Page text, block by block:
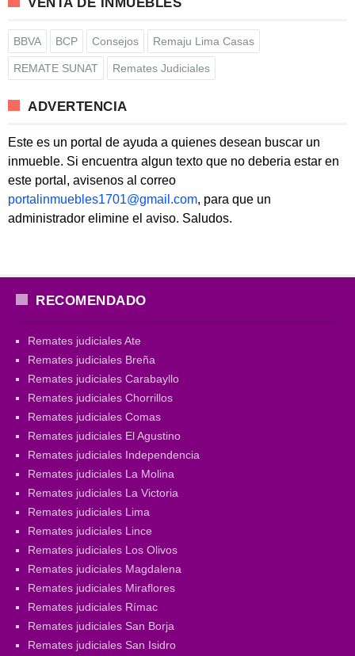
BBVA BCP Consejos Remaju Lima Casas
REMATE SUNAT Remates Judiciales
ADVERTENCIA
Este es un portal de ayuda a quienes desean buscar un
inmueble. Si encuentra algun texto que no deberia estar en
este portal, avisenos al correo
portalinmuebles1701@gmail.com, para que un
administrador elimine el aviso. Saludos.
RECOMENDADO
Remates judiciales Ate
Remates judiciales Breña
Remates judiciales Carabayllo
Remates judiciales Chorrillos
Remates judiciales Comas
Remates judiciales El Agustino
Remates judiciales Independencia
Remates judiciales La Molina
Remates judiciales La Victoria
Remates judiciales Lima
Remates judiciales Lince
Remates judiciales Los Olivos
Remates judiciales Magdalena
Remates judiciales Miraflores
Remates judiciales Rímac
Remates judiciales San Borja
Remates judiciales San Isidro